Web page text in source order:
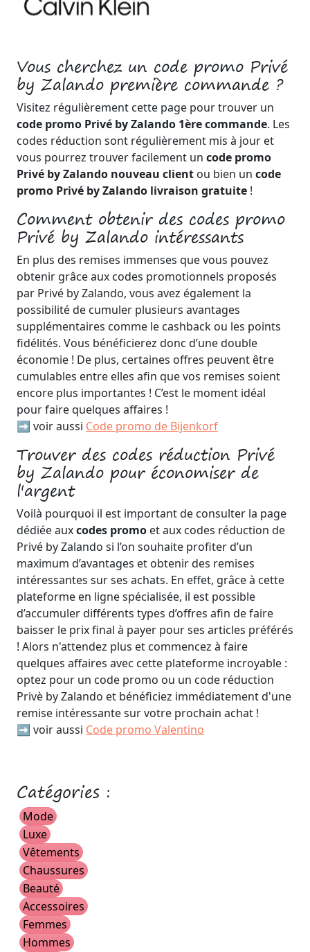
Vous cherchez un code promo Privé
by Zalando première commande ?
Visitez régulièrement cette page pour trouver un
code promo Privé by Zalando 1ère commande. Les
codes réduction sont régulièrement mis à jour et
vous pourrez trouver facilement un code promo
Privé by Zalando nouveau client ou bien un code
promo Privé by Zalando livraison gratuite !
Comment obtenir des codes promo
Privé by Zalando intéressants
En plus des remises immenses que vous pouvez
obtenir grâce aux codes promotionnels proposés
par Privé by Zalando, vous avez également la
possibilité de cumuler plusieurs avantages
supplémentaires comme le cashback ou les points
fidélités. Vous bénéficierez donc d’une double
économie ! De plus, certaines offres peuvent être
cumulables entre elles afin que vos remises soient
encore plus importantes ! C’est le moment idéal
pour faire quelques affaires !
➡️ voir aussi Code promo de Bijenkorf
Trouver des codes réduction Privé
by Zalando pour économiser de
l'argent
Voilà pourquoi il est important de consulter la page
dédiée auxcodes promo et aux codes réduction de
Privé by Zalando si l’on souhaite profiter d’un
maximum d’avantages et obtenir des remises
intéressantes sur ses achats. En effet, grâce à cette
plateforme en ligne spécialisée, il est possible
d’accumuler différents types d’offres afin de faire
baisser le prix final à payer pour ses articles préférés
! Alors n'attendez plus et commencez à faire
quelques affaires avec cette plateforme incroyable :
optez pour un code promo ou un code réduction
Privè by Zalando et bénéficiez immédiatement d'une
remise intéressante sur votre prochain achat !
➡️ voir aussi Code promo Valentino
Catégories :
Mode
Luxe
Vêtements
Chaussures
Beauté
Accessoires
Femmes
Hommes